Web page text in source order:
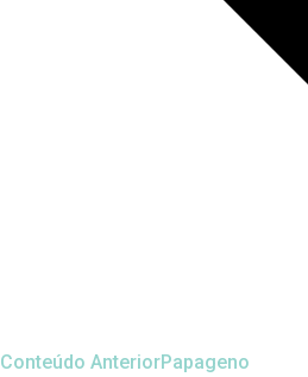
Conteúdo AnteriorPapageno